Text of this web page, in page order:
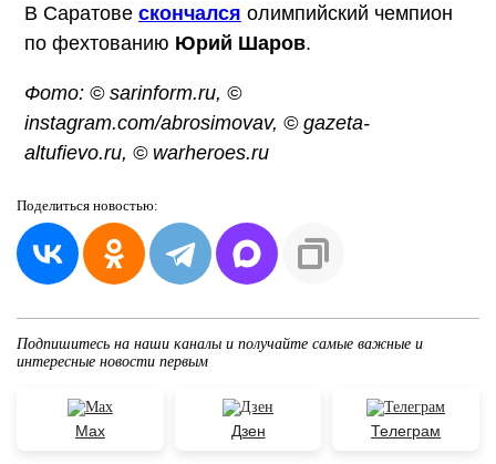
В Саратове скончался олимпийский чемпион
по фехтованию Юрий Шаров.
Фото: © sarinform.ru, ©
instagram.com/abrosimovav, © gazeta-
altufievo.ru, © warheroes.ru
Поделиться новостью:
Подпишитесь на наши каналы и получайте самые важные и
интересные новости первым
Max Дзен Телеграм